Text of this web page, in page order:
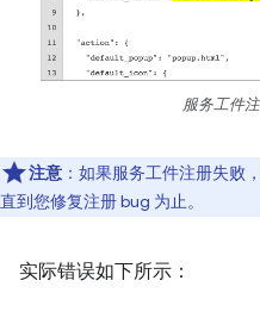
服务工件注
注意 ：如果服务工件注册失败
直到您修复注册 bug 为止。
实际错误如下所示：